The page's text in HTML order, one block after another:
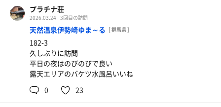
プラチナ荘
2026.03.24 3回目の訪問
天然温泉伊勢崎ゆま～る [ 群馬県 ]
182-3
久しぶりに訪問
平日の夜はのびのびで良い
露天エリアのバケツ水風呂いいね
0
23